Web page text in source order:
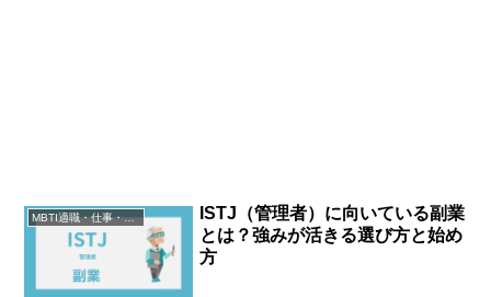
MBTI適職・仕事・資格
ISTJ（管理者）に向いている副業
とは？強みが活きる選び方と始め
方